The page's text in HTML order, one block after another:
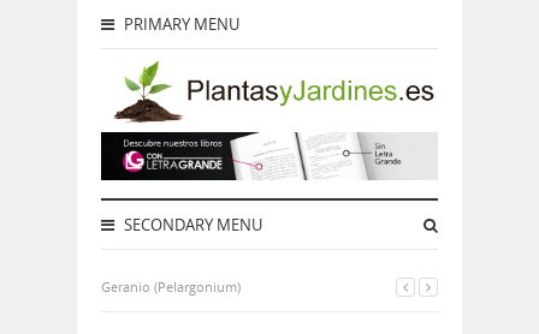
PRIMARY MENU
SECONDARY MENU
Geranio (Pelargonium)